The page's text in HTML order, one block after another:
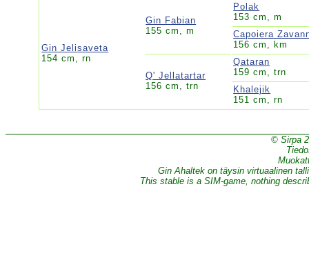
Gin Jelisaveta
154 cm, rn
Gin Fabian
155 cm, m
Polak
153 cm, m
Capoiera
156 cm, km
Q' Jellatartar
156 cm, trn
Qataran
159 cm, trn
Khalejik
151 cm, rn
© Sirpa
Gin Ahaltek on täysin virtuaalinen
This stable is a SIM-game, nothing